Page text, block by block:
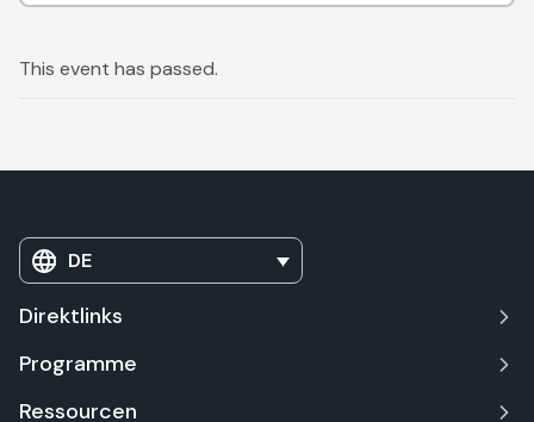
This event has passed.
DE
Direktlinks
Programme
Ressourcen